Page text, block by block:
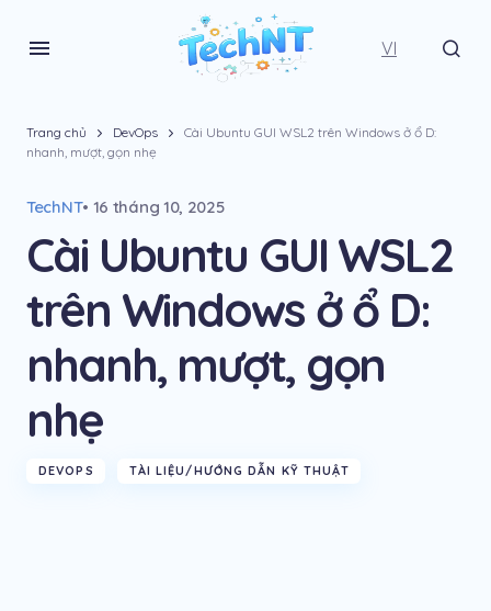
VI
Trang chủ DevOps
Cài Ubuntu GUI WSL2 trên Windows ở ổ D:
nhanh, mượt, gọn nhẹ
TechNT• 16 tháng 10, 2025
Cài Ubuntu GUI WSL2
trên Windows ở ổ D:
nhanh, mượt, gọn
nhẹ
DEVOPS TÀI LIỆU/HƯỚNG DẪN KỸ THUẬT